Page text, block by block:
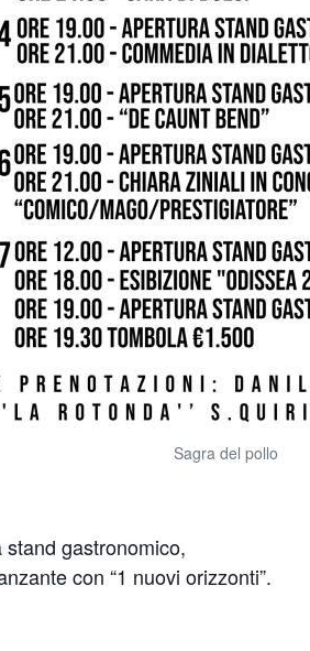
Sagra del pollo
gastronomico,
con “1 nuovi orizzonti”.